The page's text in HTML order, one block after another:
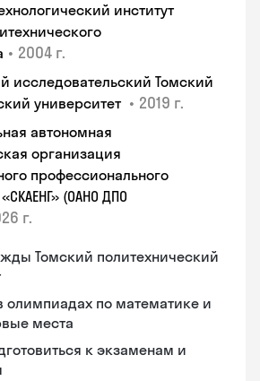
институт
• 2004 г.
исследовательский Томский
университет • 2019 г.
автономная
организация
профессионального
(ОАНО ДПО
г.
Томский политехнический
олимпиадах по математике и
места
к экзаменам и